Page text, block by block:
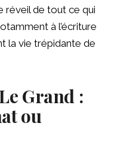
réveil de tout ce qui
à l’écriture
la vie trépidante de
Grand :
ou